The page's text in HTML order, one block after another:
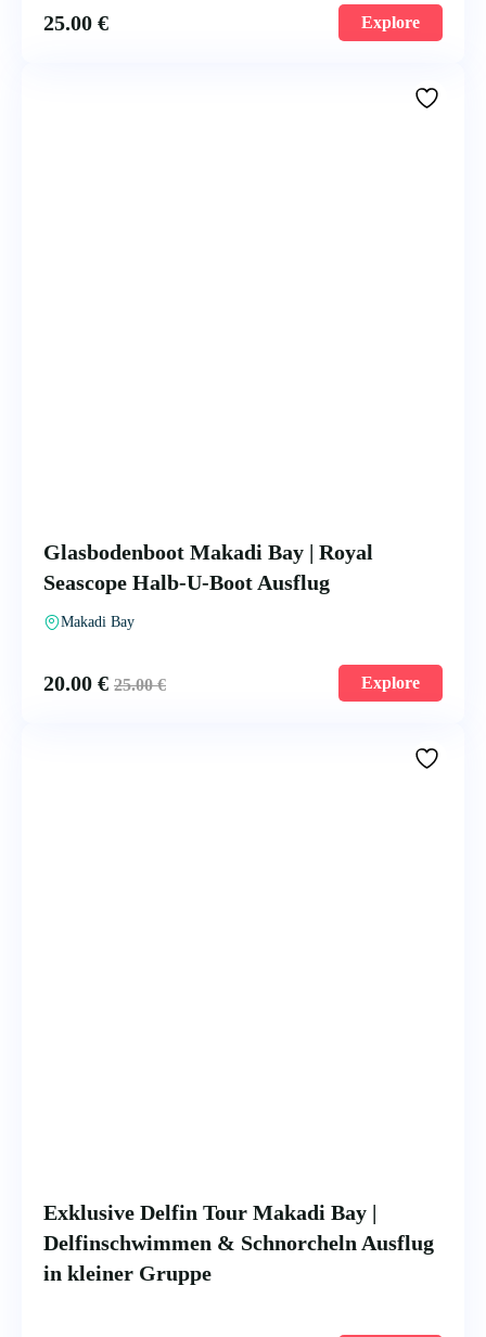
25.00 € Explore
Glasbodenboot Makadi Bay | Royal
Seascope Halb-U-Boot Ausflug
Makadi Bay
20.00 € 25.00€ Explore
Exklusive Delfin Tour Makadi Bay |
Delfinschwimmen & Schnorcheln Ausflug
in kleiner Gruppe